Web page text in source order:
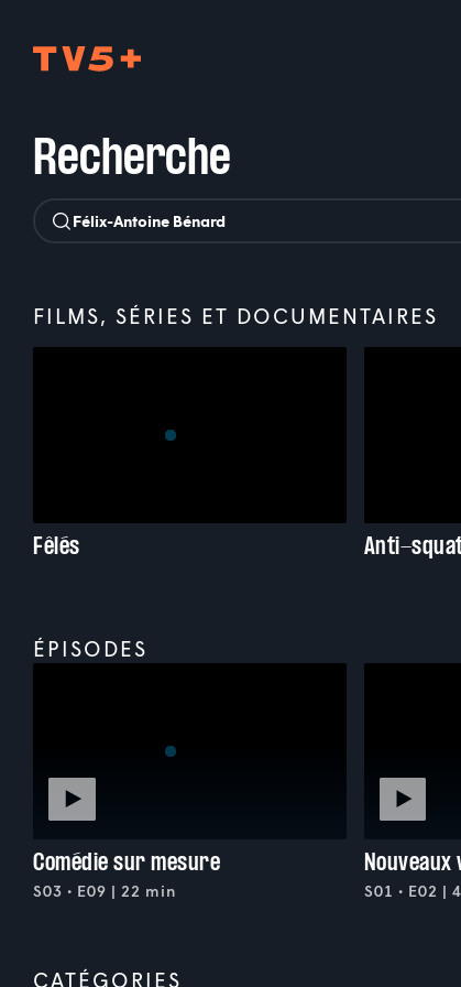
Recherche
FILMS, SÉRIES ET DOCUMENTAIRES
Fêlés Anti-
ÉPISODES
Comédie sur mesure
S03 • E09 | 22 min S01 • E02 |
CATÉGORIES